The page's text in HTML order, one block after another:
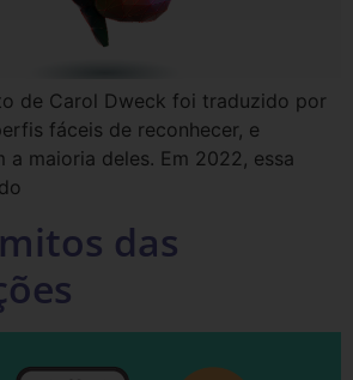
de Carol Dweck foi traduzido por
fáceis de reconhecer, e
a maioria deles. Em 2022, essa
das